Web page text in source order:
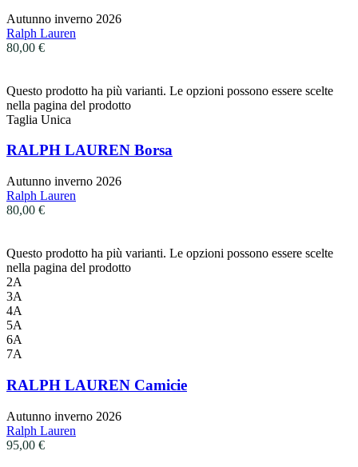
Autunno inverno 2026
Ralph Lauren
80,00 €
Questo prodotto ha più varianti. Le opzioni possono essere scelte
nella pagina del prodotto
Taglia Unica
RALPH LAUREN Borsa
Autunno inverno 2026
Ralph Lauren
80,00 €
Questo prodotto ha più varianti. Le opzioni possono essere scelte
nella pagina del prodotto
2A
3A
4A
5A
6A
7A
RALPH LAUREN Camicie
Autunno inverno 2026
Ralph Lauren
95,00 €